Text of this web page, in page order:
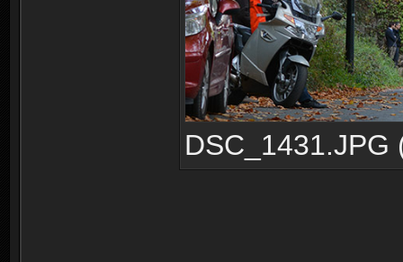
DSC_1431.JPG